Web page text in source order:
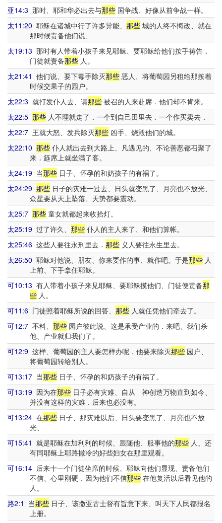
亚14:3 那时、耶和华必出去与那些 国争战、好像从前争战一样。
太11:20 耶稣在诸城中行了许多异能、 那些 城的人终不悔改、就在
那时候责备他们说、
太19:13 那时有人带着小孩子来见耶稣、要耶稣给他们按手祷告．
门徒就责备那些人。
太21:41 他们说、要下毒手除灭那些 恶人、将葡萄园另租给那按着
时候交果子的园户。
太22:3 就打发仆人去、请那些 被召的人来赴席．他们却不肯来。
太22:5 那些 人不理就走了．一个到自己田里去．一个作买卖去．
太22:7 王就大怒、发兵除灭那些 凶手、烧毁他们的城。
太22:10 那些 仆人就出去到大路上、凡遇见的、不论善恶都召聚了
来．筵席上就坐满了客。
太24:19 当那些 日子、怀孕的和奶孩子的有祸了。
太24:29 那些 日子的灾难一过去、日头就变黑了、月亮也不放光、
众星要从天上坠落、天势都要震动。
太25:7 那些 童女就都起来收拾灯。
太25:19 过了许久、 那些 仆人的主人来了、和他们算帐。
太25:46 这些人要往永刑里去． 那些 义人要往永生里去。
太26:50 耶稣对他说、朋友、你来要作的事、就作吧。于是那些 人
上前、下手拿住耶稣。
可10:13 有人带着小孩子来见耶稣、要耶稣摸他们、门徒便责备那
些人。
可11:6 门徒照着耶稣所说的回答、 那些 人就任凭他们牵去了。
可12:7 不料、 那些 园户彼此说、这是承受产业的．来吧、我们杀
他、产业就归我们了。
可12:9 这样、葡萄园的主人要怎样办呢．他要来除灭那些 园户、
将葡萄园转给别人。
可13:17 当那些 日子、怀孕的和奶孩子的有祸了。
可13:19 因为在那些 日子必有灾难、自从 神创造万物直到如今、
并没有这样的灾难．后来也必没有。
可13:24 在那些 日子、那灾难以后、日头要变黑了、月亮也不放
光、
可15:41 就是耶稣在加利利的时候、跟随他、服事他的那些 人、还
有同耶稣上耶路撒冷的好些妇女在那里观看。
可16:14 后来十一个门徒坐席的时候、耶稣向他们显现、责备他们
不信、心里刚硬．因为他们不信那些在他复活以后看见他的
人。
路2:1 当那些 日子、该撒亚古士督有旨意下来、叫天下人民都报名
上册。